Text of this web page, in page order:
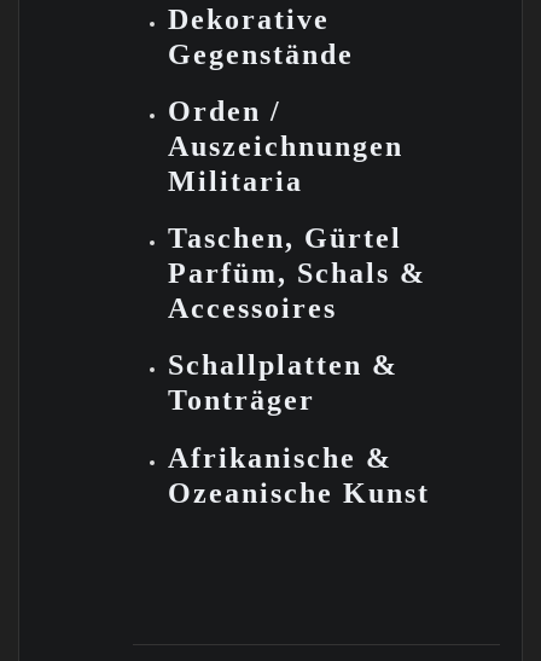
Dekorative
Gegenstände
Orden /
Auszeichnungen
Militaria
Taschen, Gürtel
Parfüm, Schals &
Accessoires
Schallplatten &
Tonträger
Afrikanische &
Ozeanische Kunst